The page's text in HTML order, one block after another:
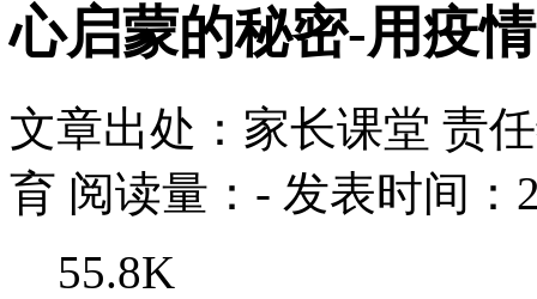
心启蒙的秘密-用疫
文章出处：家长课堂 责
育 阅读量： - 发表时间：
55.8K